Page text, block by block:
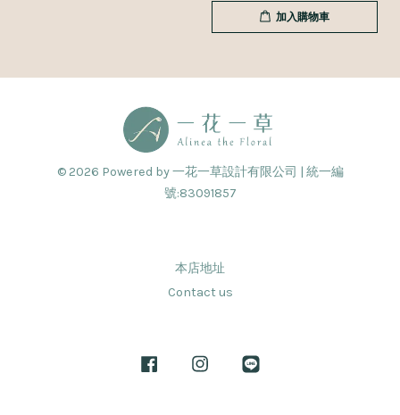
加入購物車
© 2026 Powered by 一花一草設計有限公司 | 統一編
號:83091857
本店地址
Contact us
Facebook Instagram